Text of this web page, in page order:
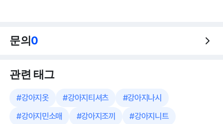
문의0
관련 태그
#강아지옷 #강아지티셔츠 #강아지나시
#강아지민소매 #강아지조끼 #강아지니트